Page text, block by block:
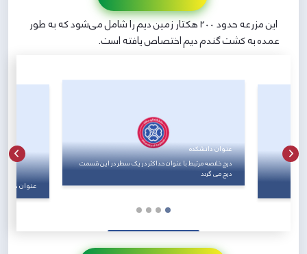
این مزرعه حدود ۲۰۰ هکتار زمین دیم را شامل می­‌شود که به طور
عمده به کشت گندم دیم اختصاص یافته است.
عنوان دانشکده
درج ﺧﻠﺎﺻﻪ ﻣﺮﺗﺒﻂ ﺑﺎ ﻋﻨﻮان ﺣﺪاﮐﺜﺮ در یک ﺳﻄﺮ در این قسمت
درج می گردد
عنوان